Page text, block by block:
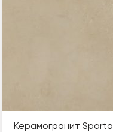
Керамогранит Sparta